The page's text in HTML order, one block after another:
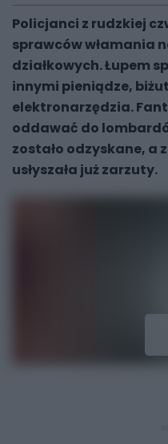
Policjanci z rudzkiej
sprawców włamania
działkowych. Łupem
innymi pieniądze,
elektronarzędzia.
oddawać do
zostało odzyskane,
usłyszała już zarzuty.